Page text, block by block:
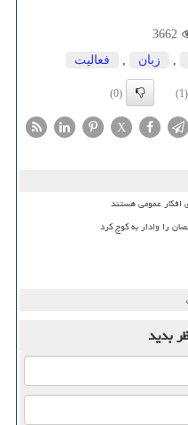
3662
, زبان , فعالیت
(1)
(0)
X
افکار عمومی هستند
را وادار به کوچ کرد
بدید